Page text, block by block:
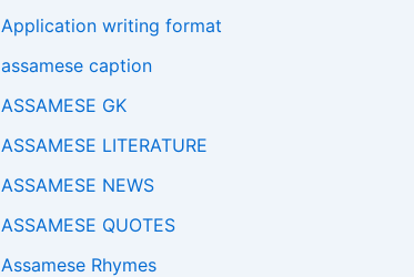
Application writing format
assamese caption
ASSAMESE GK
ASSAMESE LITERATURE
ASSAMESE NEWS
ASSAMESE QUOTES
Assamese Rhymes